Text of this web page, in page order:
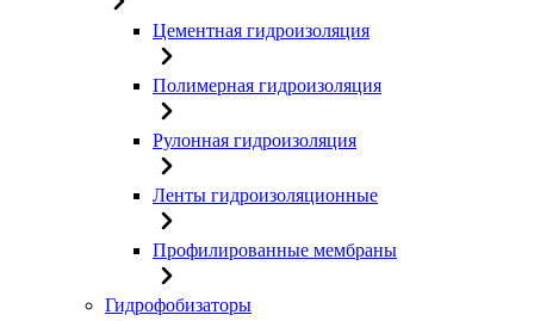
Цементная гидроизоляция
Полимерная гидроизоляция
Рулонная гидроизоляция
Ленты гидроизоляционные
Профилированные мембраны
Гидрофобизаторы